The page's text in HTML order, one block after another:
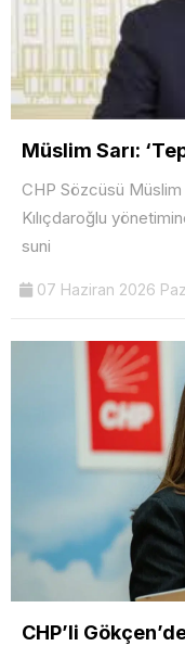
Müslim Sarı:
CHP Sözcüsü Müslim
Kılıçdaroğlu
suni
07 Haziran 2026
CHP’li